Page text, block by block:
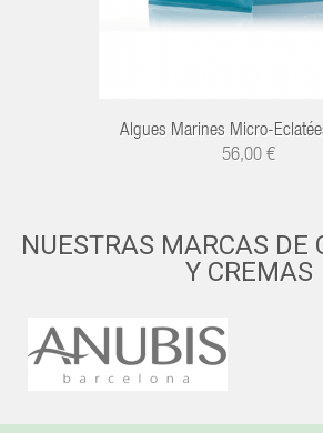
Algues Marines Micro-
56,00 €
NUESTRAS MARCAS DE
Y CREMAS